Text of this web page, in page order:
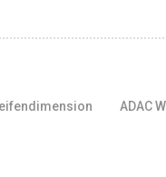
ADAC